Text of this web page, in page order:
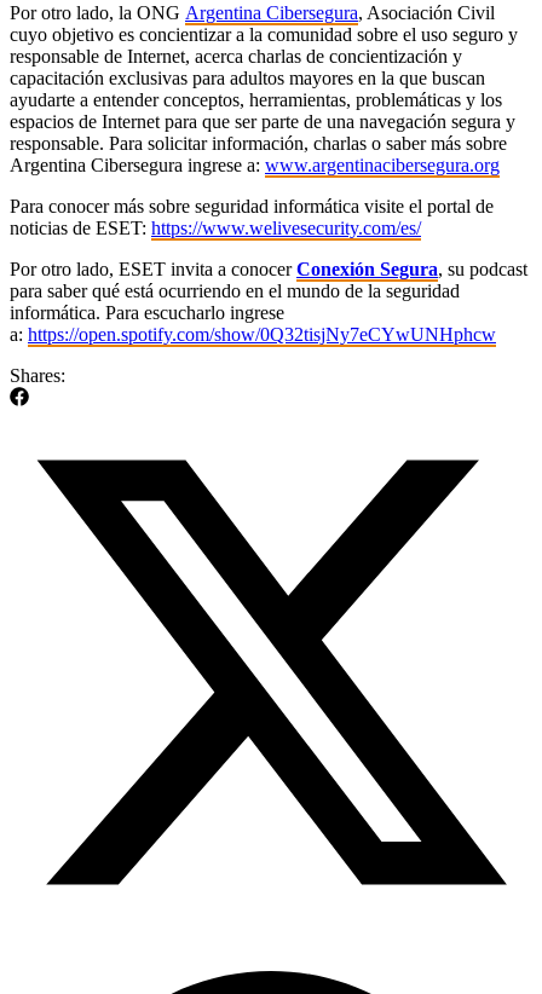
Por otro lado, la ONG Argentina Cibersegura, Asociación Civil
cuyo objetivo es concientizar a la comunidad sobre el uso seguro y
responsable de Internet, acerca charlas de concientización y
capacitación exclusivas para adultos mayores en la que buscan
ayudarte a entender conceptos, herramientas, problemáticas y los
espacios de Internet para que ser parte de una navegación segura y
responsable. Para solicitar información, charlas o saber más sobre
Argentina Cibersegura ingrese a: www.argentinacibersegura.org
Para conocer más sobre seguridad informática visite el portal de
noticias de ESET: https://www.welivesecurity.com/es/
Por otro lado, ESET invita a conocerConexión Segura, su podcast
para saber qué está ocurriendo en el mundo de la seguridad
informática. Para escucharlo ingrese
a: https://open.spotify.com/show/0Q32tisjNy7eCYwUNHphcw
Shares: